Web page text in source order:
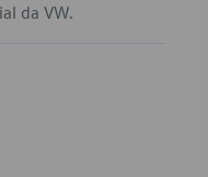
da VW.